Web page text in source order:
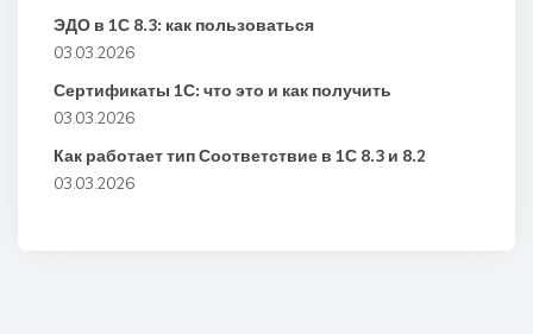
ЭДО в 1С 8.3: как пользоваться
03.03.2026
Сертификаты 1С: что это и как получить
03.03.2026
Как работает тип Соответствие в 1С 8.3 и 8.2
03.03.2026